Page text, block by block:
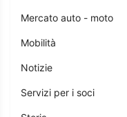
Mercato auto - moto
Mobilità
Notizie
Servizi per i soci